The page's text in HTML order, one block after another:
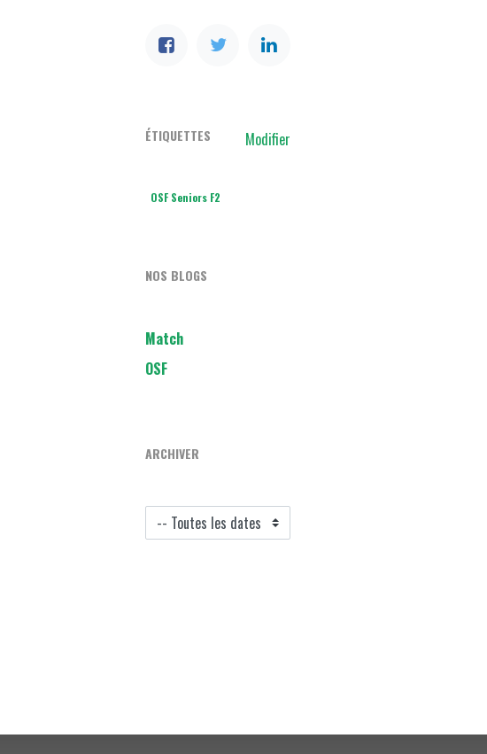
ÉTIQUETTES Modifier
OSF Seniors F2
NOS BLOGS
Match
OSF
ARCHIVER